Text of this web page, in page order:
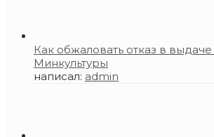
Как обжаловать отказ в
Минкультуры
написал: admin